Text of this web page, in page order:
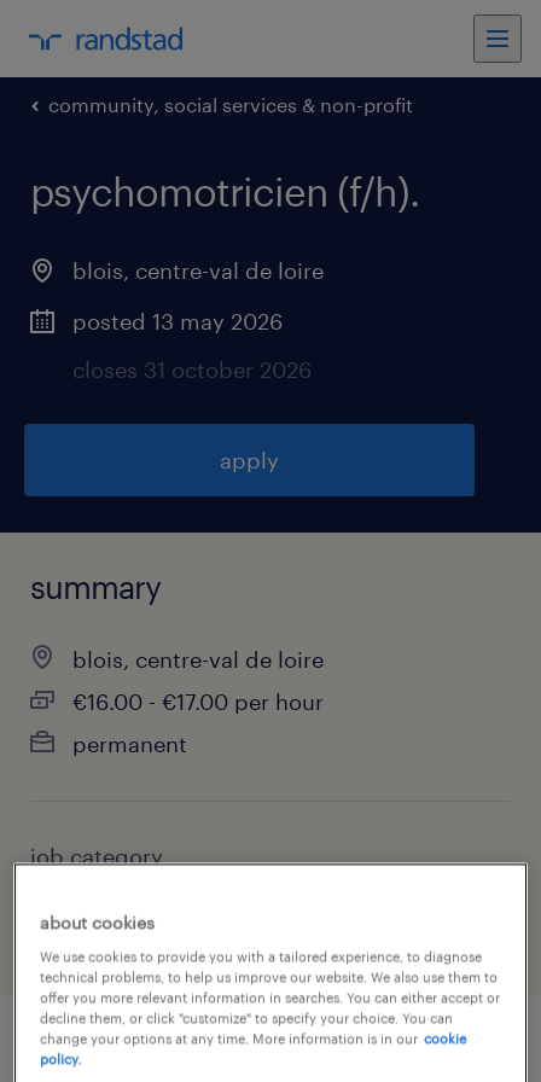
community, social services & non-profit
psychomotricien (f/h).
blois, centre-val de loire
posted 13 may 2026
closes 31 october 2026
apply
summary
blois, centre-val de loire
€16.00 - €17.00 per hour
permanent
job category
job details
about cookies
We use cookies to provide you with a tailored experience, to diagnose
technical problems, to help us improve our website. We also use them to
offer you more relevant information in searches. You can either accept or
decline them, or click "customize" to specify your choice. You can
change your options at any time. More information is in our cookie
policy.